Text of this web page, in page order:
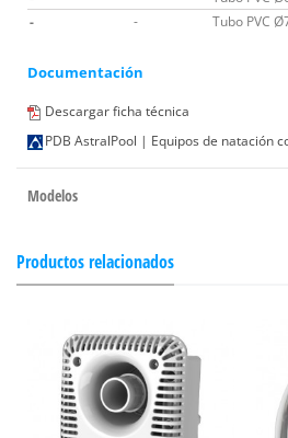
-
- Tubo PVC
Documentación
Descargar ficha técnica
PDB AstralPool | Equipos de natación
Modelos
Productos relacionados